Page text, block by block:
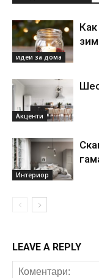
идеи за дома
Акценти
Интериор
LEAVE A REPLY